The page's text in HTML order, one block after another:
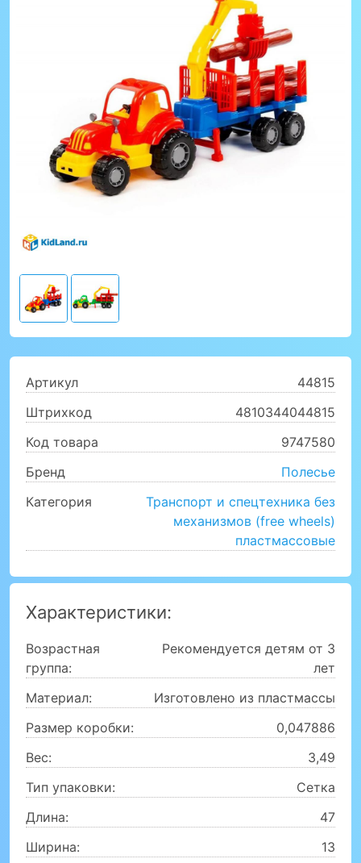
Артикул
44815
Штрихкод
4810344044815
Код товара
9747580
Бренд
Полесье
Категория
Транспорт и спецтехника без
механизмов (free wheels)
пластмассовые
Характеристики:
Возрастная
группа:
Рекомендуется детям от 3
лет
Материал:
Изготовлено из пластмассы
Размер коробки:
0,047886
Вес:
3,49
Тип упаковки:
Сетка
Длина:
47
Ширина:
13